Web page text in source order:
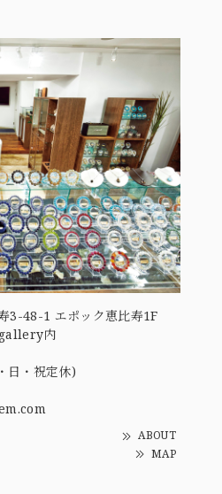
3-48-1 エポック恵比寿1F
内
日・祝定休)
ABOUT
MAP